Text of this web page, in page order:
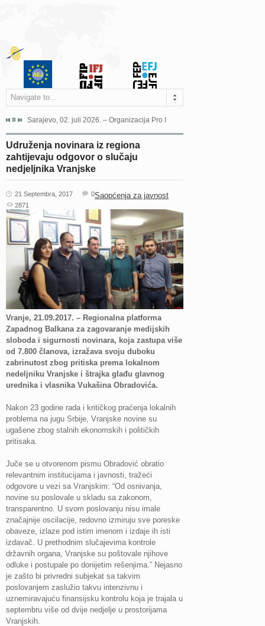
Navigate to...
Grada Sarajeva povodom Dana Sarajeva dugogodišnjoj...
Sarajevo, 02. juli 2026. – Organizacija Pro Educa juče je uspješno
Udruženja novinara iz regiona
zahtijevaju odgovor o slučaju
nedjeljnika Vranjske
21 Septembra, 2017 Saopćenja za javnost
0
2871
Vranje, 21.09.2017. – Regionalna platforma
Zapadnog Balkana za zagovaranje medijskih
sloboda i sigurnosti novinara, koja zastupa više
od 7.800 članova, izražava svoju duboku
zabrinutost zbog pritiska prema lokalnom
nedeljniku Vranjske i štrajka glađu glavnog
urednika i vlasnika Vukašina Obradovića.
Nakon 23 godine rada i kritičkog praćenja lokalnih
problema na jugu Srbije, Vranjske novine su
ugašene zbog stalnih ekonomskih i političkih
pritisaka.
Juče se u otvorenom pismu Obradović obratio
relevantnim institucijama i javnosti, tražeći
odgovore u vezi sa Vranjskim: “Od osnivanja,
novine su poslovale u skladu sa zakonom,
transparentno. U svom poslovanju nisu imale
značajnije oscilacije, redovno izmiruju sve poreske
obaveze, izlaze pod istim imenom i izdaje ih isti
izdavač. U prethodnim slučajevima kontrole
državnih organa, Vranjske su poštovale njihove
odluke i postupale po donijetim rešenjima.” Nejasno
je zašto bi privredni subjekat sa takvim
poslovanjem zaslužio takvu intenzivnu i
uznemiravajuću finansijsku kontrolu koja je trajala u
septembru više od dvije nedjelje u prostorijama
Vranjskih.